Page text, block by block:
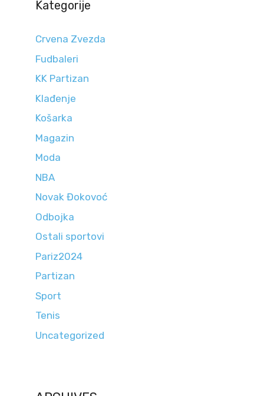
Kategorije
Crvena Zvezda
Fudbaleri
KK Partizan
Klađenje
Košarka
Magazin
Moda
NBA
Novak Đokovoć
Odbojka
Ostali sportovi
Pariz2024
Partizan
Sport
Tenis
Uncategorized